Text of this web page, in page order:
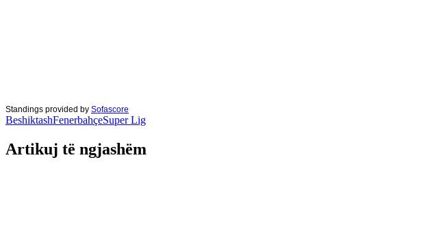
Standings provided by Sofascore
BeshiktashFenerbahçeSuper Lig
Artikuj të ngjashëm